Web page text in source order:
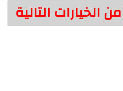
الخيارات التالية